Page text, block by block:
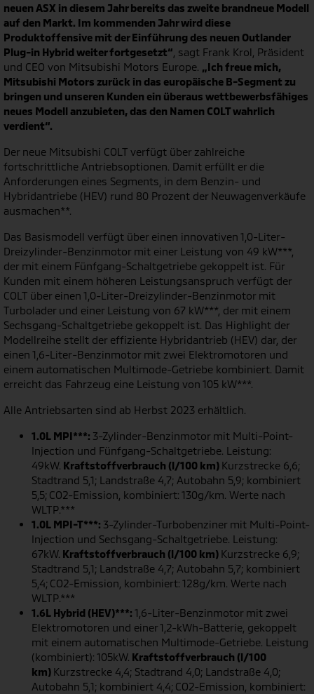
neuen ASX in diesem Jahr bereits das zweite brandneue Modell
auf den Markt. Im kommenden Jahr wird diese
Produktoffensive mit der Einführung des neuen Outlander
Plug-in Hybrid weiter fortgesetzt“ , sagt Frank Krol, Präsident
und CEO von Mitsubishi Motors Europe. „Ich freue mich,
Mitsubishi Motors zurück in das europäische B-Segment zu
bringen und unseren Kunden ein überaus wettbewerbsfähiges
neues Modell anzubieten, das den Namen COLT wahrlich
verdient“.
Der neue Mitsubishi COLT verfügt über zahlreiche
fortschrittliche Antriebsoptionen. Damit erfüllt er die
Anforderungen eines Segments, in dem Benzin- und
Hybridantriebe (HEV) rund 80 Prozent der Neuwagenverkäufe
ausmachen**.
Das Basismodell verfügt über einen innovativen 1,0-Liter-
Dreizylinder-Benzinmotor mit einer Leistung von 49 kW***,
der mit einem Fünfgang-Schaltgetriebe gekoppelt ist. Für
Kunden mit einem höheren Leistungsanspruch verfügt der
COLT über einen 1,0-Liter-Dreizylinder-Benzinmotor mit
Turbolader und einer Leistung von 67 kW***, der mit einem
Sechsgang-Schaltgetriebe gekoppelt ist. Das Highlight der
Modellreihe stellt der effiziente Hybridantrieb (HEV) dar, der
einen 1,6-Liter-Benzinmotor mit zwei Elektromotoren und
einem automatischen Multimode-Getriebe kombiniert. Damit
erreicht das Fahrzeug eine Leistung von 105 kW***.
Alle Antriebsarten sind ab Herbst 2023 erhältlich.
1.0L MPI***: 3-Zylinder-Benzinmotor mit Multi-Point-
Injection und Fünfgang-Schaltgetriebe. Leistung:
49kW. Kraftstoffverbrauch (l/100 km) Kurzstrecke 6,6;
Stadtrand 5,1; Landstraße 4,7; Autobahn 5,9; kombiniert
5,5; CO2-Emission, kombiniert: 130g/km. Werte nach
WLTP.***
1.0L MPI-T***: 3-Zylinder-Turbobenziner mit Multi-Point-
Injection und Sechsgang-Schaltgetriebe. Leistung:
67kW. Kraftstoffverbrauch (l/100 km) Kurzstrecke 6,9;
Stadtrand 5,1; Landstraße 4,7; Autobahn 5,7; kombiniert
5,4; CO2-Emission, kombiniert: 128g/km. Werte nach
WLTP.***
1.6L Hybrid (HEV)***: 1,6-Liter-Benzinmotor mit zwei
Elektromotoren und einer 1,2-kWh-Batterie, gekoppelt
mit einem automatischen Multimode-Getriebe. Leistung
(kombiniert): 105kW. Kraftstoffverbrauch (l/100
km) Kurzstrecke 4,4; Stadtrand 4,0; Landstraße 4,0;
Autobahn 5,1; kombiniert 4,4; CO2-Emission, kombiniert: